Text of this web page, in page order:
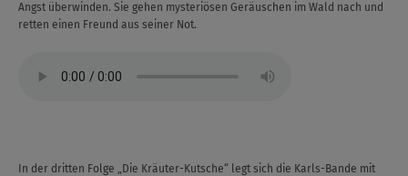
Angst überwinden. Sie gehen mysteriösen Geräuschen im Wald nach und
retten einen Freund aus seiner Not.
In der dritten Folge „Die Kräuter-Kutsche“ legt sich die Karls-Bande mit